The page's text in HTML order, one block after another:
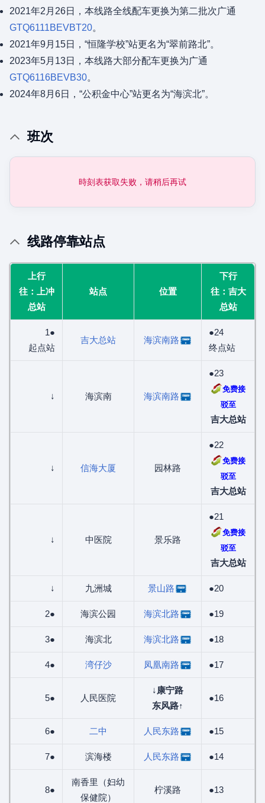
2021年2月26日，本线路全线配车更换为第二批次广通
GTQ6111BEVBT20。
2021年9月15日，“恒隆学校”站更名为“翠前路北”。
2023年5月13日，本线路大部分配车更换为广通
GTQ6116BEVB30。
2024年8月6日，“公积金中心”站更名为“海滨北”。
班次
時刻表获取失败，请稍后再试
线路停靠站点
上行
往：上冲
总站
站点 位置
下行
往：吉大
总站
1●
起点站
吉大总站 海滨南路
●24
终点站
↓ 海滨南 海滨南路
●23
免费接
驳至
吉大总站
↓ 信海大厦 园林路
●22
免费接
驳至
吉大总站
↓ 中医院 景乐路
●21
免费接
驳至
吉大总站
↓ 九洲城 景山路 ●20
2● 海滨公园 海滨北路 ●19
3● 海滨北 海滨北路 ●18
4● 湾仔沙 凤凰南路 ●17
5● 人民医院
↓康宁路
东风路↑
●16
6● 二中 人民东路 ●15
7● 滨海楼 人民东路 ●14
8●
南香里（妇幼
保健院）
柠溪路 ●13